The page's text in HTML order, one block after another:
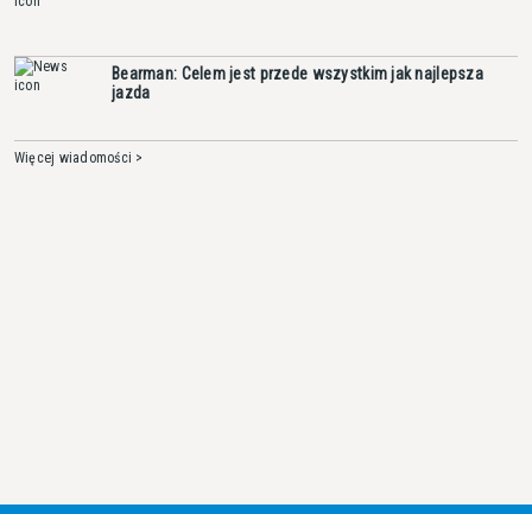
Bearman: Celem jest przede wszystkim jak najlepsza
jazda
Więcej wiadomości >